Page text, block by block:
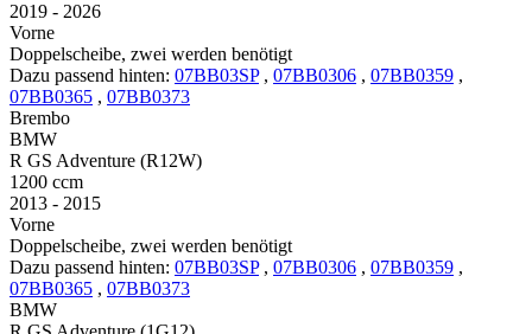
2019 - 2026
Vorne
Doppelscheibe, zwei werden benötigt
Dazu passend hinten: 07BB03SP , 07BB0306 , 07BB0359 ,
07BB0365 , 07BB0373
Brembo
BMW
R GS Adventure (R12W)
1200 ccm
2013 - 2015
Vorne
Doppelscheibe, zwei werden benötigt
Dazu passend hinten: 07BB03SP , 07BB0306 , 07BB0359 ,
07BB0365 , 07BB0373
BMW